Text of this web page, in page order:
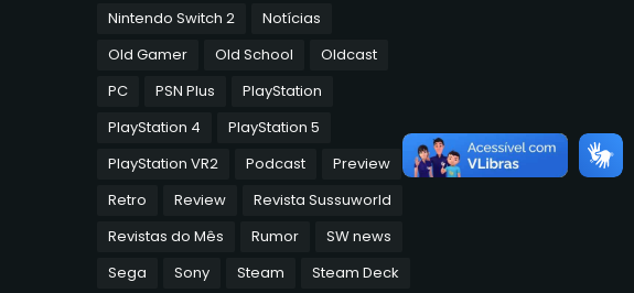
Nintendo Switch 2
Notícias
Old Gamer
Old School
Oldcast
PC
PSN Plus
PlayStation
PlayStation 4
PlayStation 5
PlayStation VR2
Podcast
Preview
Retro
Review
Revista Sussuworld
Revistas do Mês
Rumor
SW news
Sega
Sony Steam
Steam Deck